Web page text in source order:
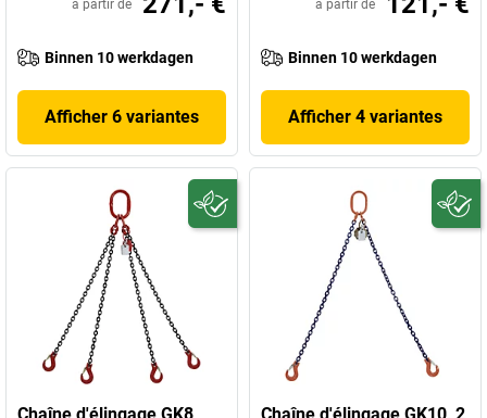
à partir de
Binnen 10 werkdagen
Afficher 6 variantes
à partir de
Binnen 10 werkdagen
Afficher 4 variantes